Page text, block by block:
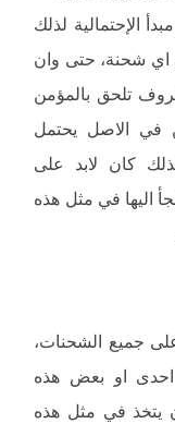
الإحتمالية لذلك
اي شحنة، حتى وان
تلحق بالمؤمن
في الاصل يحتمل
في وقت واحد(4). لذلك كان لابد على
اليها في مثل هذه
على جميع الشحنات،
احدى او بعض هذه
يتخذ في مثل هذه